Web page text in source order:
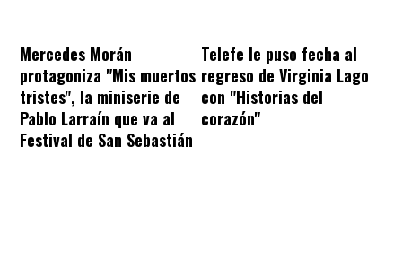
Mercedes Morán
protagoniza "Mis muertos
tristes", la miniserie de
Pablo Larraín que va al
Festival de San Sebastián
Telefe le puso fecha al
regreso de Virginia Lago
con "Historias del
corazón"